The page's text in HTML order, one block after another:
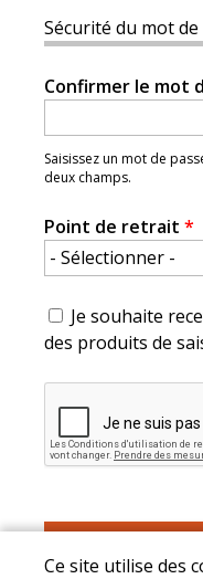
Sécurité du mot de
Confirmer le mot
Saisissez un mot de
deux champs.
Point de retrait *
Je souhaite
des produits de
Ce site utilise des